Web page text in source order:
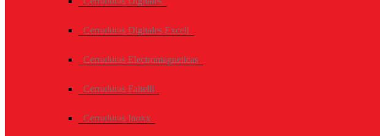
Cerraduras Digitales Excell
Cerraduras Electromagneticas
Cerraduras Faitelli
Cerraduras Inoxx